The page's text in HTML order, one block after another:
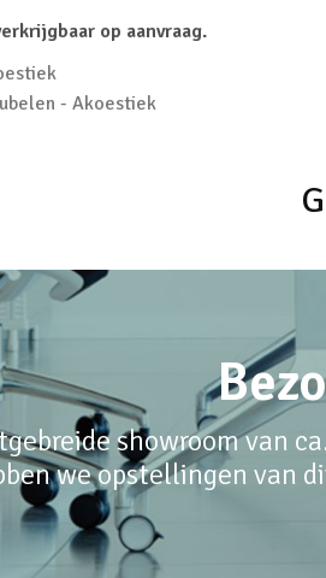
op aanvraag.
- Akoestiek
showroom van
we opstellingen van